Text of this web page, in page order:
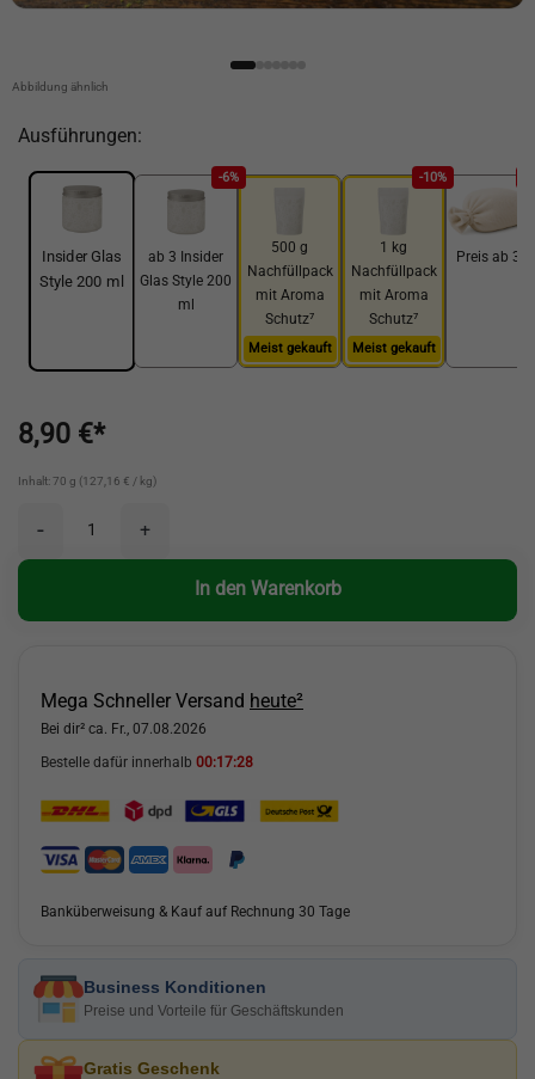
Abbildung ähnlich
Ausführungen:
Insider Glas
Style 200 ml
-6%
ab 3 Insider
Glas Style 200
ml
500 g
Nachfüllpack
mit Aroma
Schutz⁷
Meist gekauft
-10%
1 kg
Nachfüllpack
mit Aroma
Schutz⁷
Meist gekauft
Preis ab 3
8,90 €*
Inhalt: 70 g (127,16 € / kg)
- +
In den Warenkorb
Mega Schneller Versand heute²
Bei dir² ca. Fr., 07.08.2026
Bestelle dafür innerhalb 00:17:26
Banküberweisung & Kauf auf Rechnung 30 Tage
Business Konditionen
Preise und Vorteile für Geschäftskunden
Gratis Geschenk